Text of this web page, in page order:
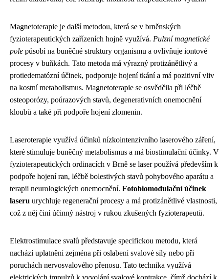
Magnetoterapie je další metodou, která se v brněnských
fyzioterapeutických zařízeních hojně využívá. Pulzní magnetické
pole působí na buněčné struktury organismu a ovlivňuje iontové
procesy v buňkách. Tato metoda má výrazný protizánětlivý a
protiedematózní účinek, podporuje hojení tkání a má pozitivní vliv
na kostní metabolismus. Magnetoterapie se osvědčila při léčbě
osteoporózy, poúrazových stavů, degenerativních onemocnění
kloubů a také při podpoře hojení zlomenin.
Laseroterapie využívá účinků nízkointenzivního laserového záření,
které stimuluje buněčný metabolismus a má biostimulační účinky. V
fyzioterapeutických ordinacích v Brně se laser používá především k
podpoře hojení ran, léčbě bolestivých stavů pohybového aparátu a
terapii neurologických onemocnění. Fotobiomodulační účinek
laseru urychluje regenerační procesy a má protizánětlivé vlastnosti,
což z něj činí účinný nástroj v rukou zkušených fyzioterapeutů.
Elektrostimulace svalů představuje specifickou metodu, která
nachází uplatnění zejména při oslabení svalové síly nebo při
poruchách nervosvalového přenosu. Tato technika využívá
elektrických impulzů k vyvolání svalové kontrakce, čímž dochází k